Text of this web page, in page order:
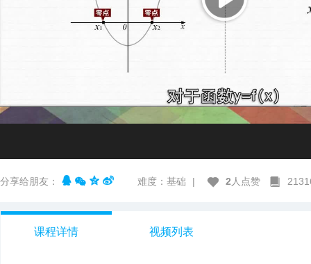
分享给朋友： 难度：基础 | 2 人点赞
课程详情 视频列表